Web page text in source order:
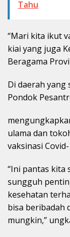
Tahu
“Mari kita ikut
kiai yang juga
Beragama
Di daerah yang
Pondok
ulama dan
vaksinasi Covid-
“Ini pantas kita
sungguh
kesehatan
bisa beribadah
mungkin,”